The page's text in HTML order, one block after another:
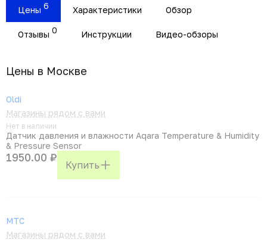
Цены 6 Характеристики Обзор
Отзывы 0 Инструкции Видео-обзоры
Цены в Москвe
Oldi
Магазины рядом с вами
Нет в наличии
Датчик давления и влажности Aqara Temperature & Humidity
& Pressure Sensor
1950.00 ₽
Купить
МТС
Магазины рядом с вами